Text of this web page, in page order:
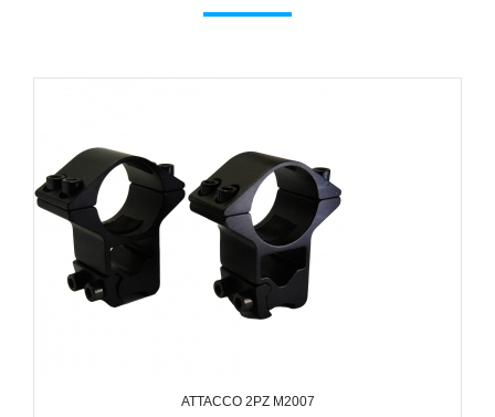
ATTACCO 2PZ M2007